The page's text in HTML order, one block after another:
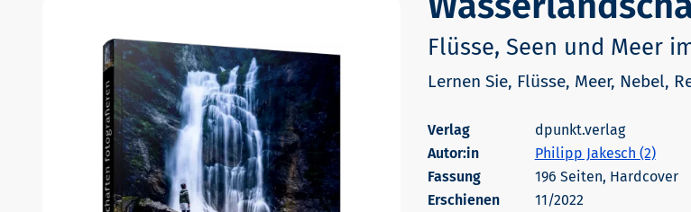
Flüsse, Seen und Meer
Lernen Sie, Flüsse, Meer, Nebel,
dpunkt.verlag
Autor:in
Philipp Jakesch (2)
196 Seiten, Hardcover
Erschienen
11/2022